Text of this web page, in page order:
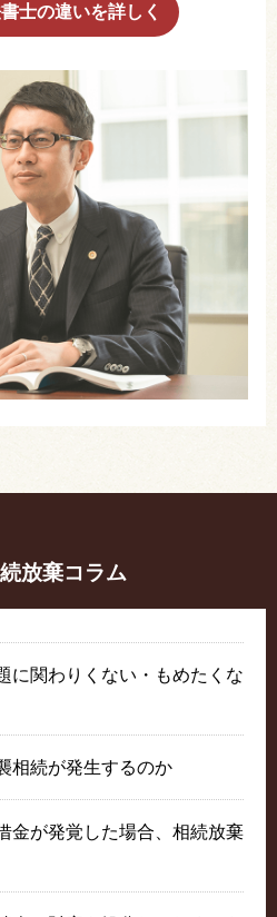
士の違いを詳しく
放棄コラム
に関わりくない・もめたくな
相続が発生するのか
金が発覚した場合、相続放棄